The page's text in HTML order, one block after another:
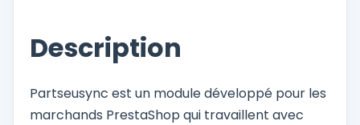
Description
Partseusync est un module développé pour les
marchands PrestaShop qui travaillent avec